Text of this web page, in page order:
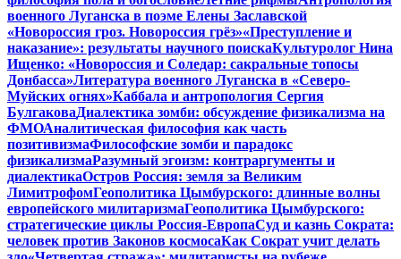
военного Луганска в поэме Елены Заславской
«Новороссия гроз. Новороссия грёз»«Преступление и
наказание»: результаты научного поискаКультуролог Нина
Ищенко: «Новороссия и Соледар: сакральные топосы
Донбасса»Литература военного Луганска в «Северо-
Муйских огнях»Каббала и антропология Сергия
БулгаковаДиалектика зомби: обсуждение физикализма на
ФМОАналитическая философия как часть
позитивизмаФилософские зомби и парадокс
физикализмаРазумный эгоизм: контраргументы и
диалектикаОстров Россия: земля за Великим
ЛимитрофомГеополитика Цымбурского: длинные волны
европейского милитаризмаГеополитика Цымбурского:
стратегические циклы Россия-ЕвропаСуд и казнь Сократа:
человек против Законов космосаКак Сократ учит делать